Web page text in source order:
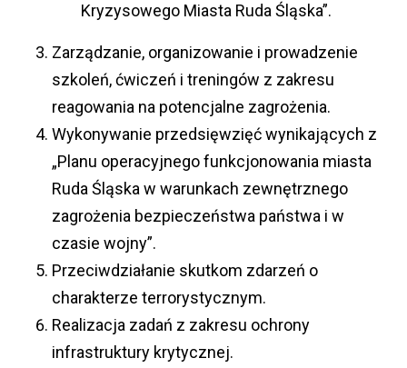
Kryzysowego Miasta Ruda Śląska”.
Zarządzanie, organizowanie i prowadzenie
szkoleń, ćwiczeń i treningów z zakresu
reagowania na potencjalne zagrożenia.
Wykonywanie przedsięwzięć wynikających z
„Planu operacyjnego funkcjonowania miasta
Ruda Śląska w warunkach zewnętrznego
zagrożenia bezpieczeństwa państwa i w
czasie wojny”.
Przeciwdziałanie skutkom zdarzeń o
charakterze terrorystycznym.
Realizacja zadań z zakresu ochrony
infrastruktury krytycznej.